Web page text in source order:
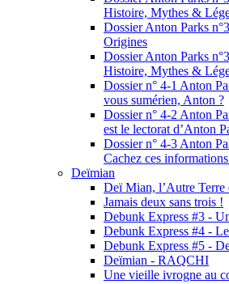
Histoire, Mythes &
Dossier Anton Parks
Origines
Dossier Anton Parks
Histoire, Mythes &
Dossier n° 4-1 Anton
vous sumérien, Anton ?
Dossier n° 4-2 Anton
est le lectorat d’Anton
Dossier n° 4-3 Anton
Cachez ces
Deïmian
Deï Mian, l’Autre Terre
Jamais deux sans trois !
Debunk Express #3 -
Debunk Express #4 -
Debunk Express #5 -
Deïmian - RAQCHI
Une vieille ivrogne au